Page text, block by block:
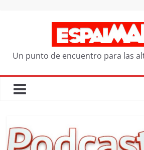
Un punto de encuentro para las